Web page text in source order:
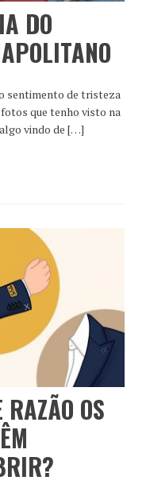
DO
sentimento de tristeza
que tenho visto na
vindo de […]
OS